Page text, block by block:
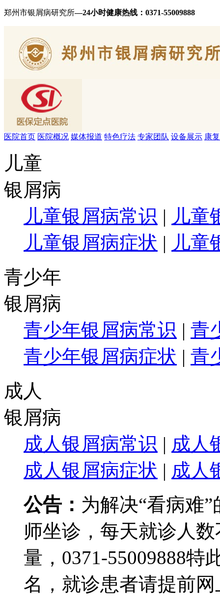
郑州市银屑病研究所—24小时健康热线： 0371-55009888
医院首页 医院概况 媒体报道 特色疗法 专家团队 设备展示 康
儿童
银屑病
儿童银屑病常识 | 儿童
儿童银屑病症状 | 儿童
青少年
银屑病
青少年银屑病常识 | 青
青少年银屑病症状 | 青
成人
银屑病
成人银屑病常识 | 成人
成人银屑病症状 | 成人
公告： 为解决“看病难
师坐诊，每天就诊人
量，0371-55009888特
名，就诊患者请提前